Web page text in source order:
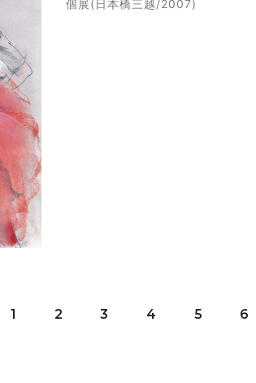
個展(日本橋三越/2007)
1 2 3 4 5 6